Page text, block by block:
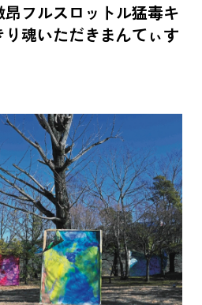
昂フルスロットル猛毒キ
り魂いただきまんてぃす